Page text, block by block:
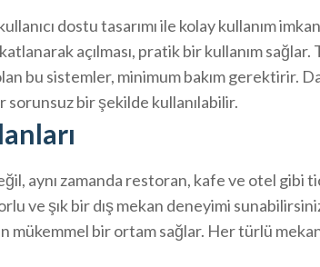
dostu tasarımı ile kolay kullanım
açılması, pratik bir kullanım sağlar.
bu sistemler, minimum bakım gerektirir.
sorunsuz bir şekilde kullanılabilir.
aynı zamanda restoran, kafe ve otel gibi
ve şık bir dış mekan deneyimi
mükemmel bir ortam sağlar. Her türlü